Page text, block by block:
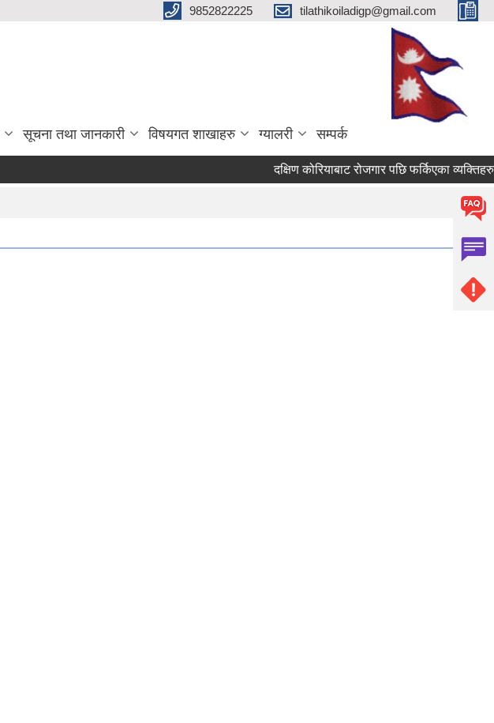
9852822225 tilathikoiladigp@gmail.com
सूचना तथा जानकारी विषयगत शाखाहरु ग्यालरी सम्पर्क
दक्षिण कोरियाबाट रोजगार पछि फर्किएका